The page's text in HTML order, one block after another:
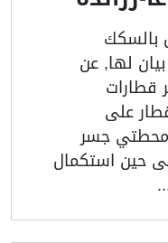
بالسكك
لها, عن
قطارات
على
محطتي جسر
حين استكمال